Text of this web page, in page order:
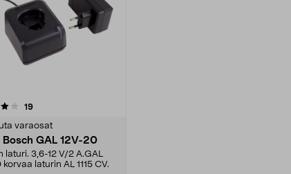
19arvostelut
varaosat
Bosch GAL 12V-20
laturi. 3,6-12 V/2 A.GAL
korvaa laturin AL 1115 CV.